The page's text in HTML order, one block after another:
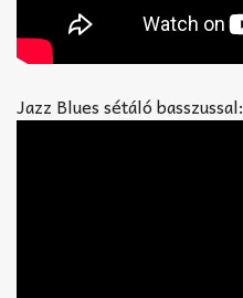
Jazz Blues sétáló basszussal: